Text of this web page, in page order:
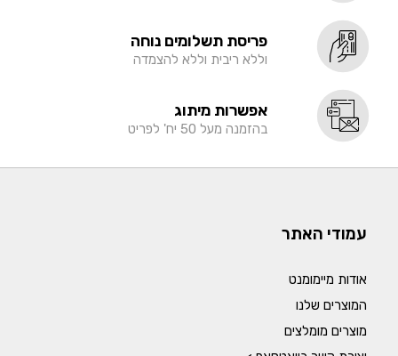
פריסת תשלומים נוחה
וללא ריבית וללא להצמדה
אפשרות מיתוג
בהזמנה מעל 50 יח' לפריט
עמודי האתר
אודות מיימומנט
המוצרים שלנו
מוצרים מומלצים